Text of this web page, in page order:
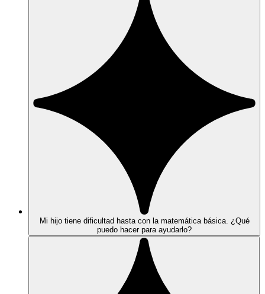
Mi hijo tiene dificultad hasta con la matemática básica. ¿Qué
puedo hacer para ayudarlo?